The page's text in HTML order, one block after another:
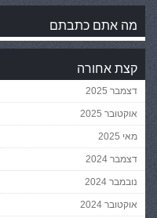
מה אתם כתבתם
קצת אחורה
דצמבר 2025
אוקטובר 2025
מאי 2025
דצמבר 2024
נובמבר 2024
אוקטובר 2024